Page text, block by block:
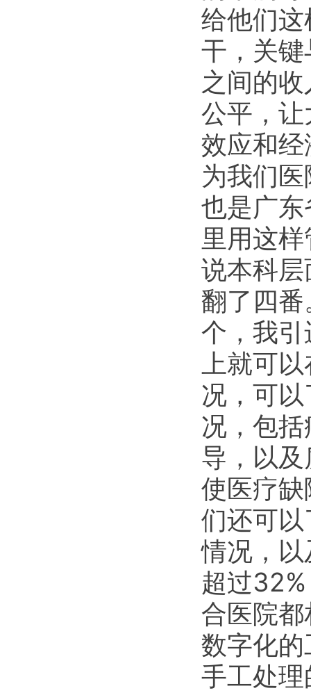
给他们
干，关
之间的
公平，
效应和
为我们
也是广
里用这
说本科
翻了四
个，我
上就可
况，可
况，包
导，以
使医疗
们还可
情况，
超过
合医院
数字化
手工处